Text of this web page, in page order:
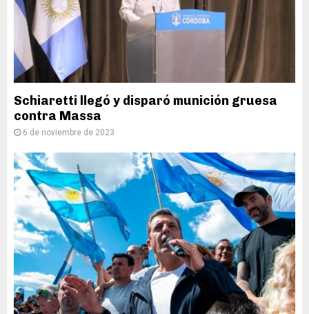
Schiaretti llegó y disparó munición gruesa
contra Massa
6 de noviembre de 2023